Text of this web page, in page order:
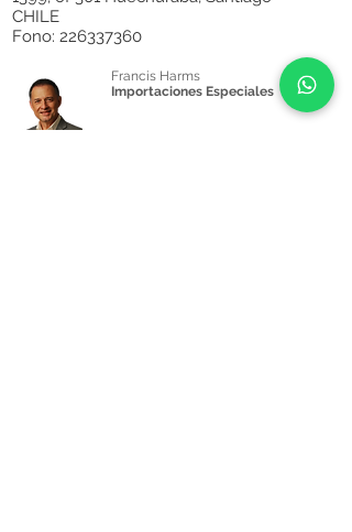
CHILE
Fono: 226337360
Francis Harms
Importaciones Especiales